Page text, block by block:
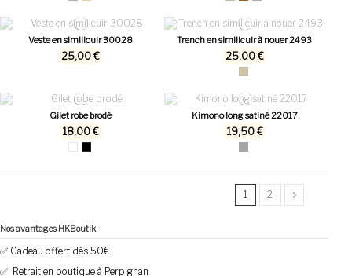
Veste en similicuir 30028
25,00 €
Trench en similicuir à nouer 2493
25,00 €
Gilet robe brodé
18,00 €
Kimono long satiné 22017
19,50 €
1 2
Nos avantages HKBoutik
✅ Cadeau offert dès 50€
✅ Retrait en boutique à Perpignan